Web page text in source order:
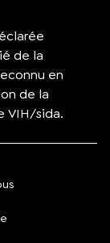
de la
en
de la
VIH/sida.